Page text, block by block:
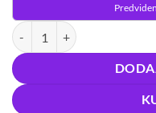
Zunanje novoletne lučke